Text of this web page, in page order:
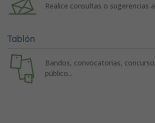
Realice consultas o sugerencias
Tablón
Bandos, convocatorias,
público...